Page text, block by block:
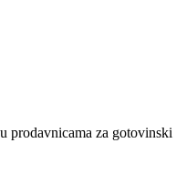
za gotovinski